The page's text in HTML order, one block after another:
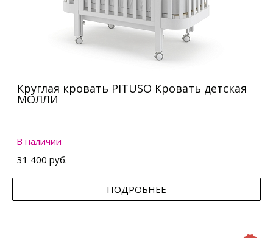
Круглая кровать PITUSO Кровать детская
МОЛЛИ
В наличии
31 400 руб.
ПОДРОБНЕЕ